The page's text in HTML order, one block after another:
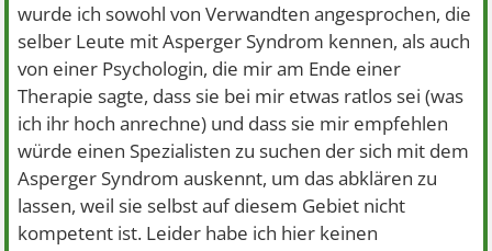
wurde ich sowohl von Verwandten angesprochen, die
selber Leute mit Asperger Syndrom kennen, als auch
von einer Psychologin, die mir am Ende einer
Therapie sagte, dass sie bei mir etwas ratlos sei (was
ich ihr hoch anrechne) und dass sie mir empfehlen
würde einen Spezialisten zu suchen der sich mit dem
Asperger Syndrom auskennt, um das abklären zu
lassen, weil sie selbst auf diesem Gebiet nicht
kompetent ist. Leider habe ich hier keinen